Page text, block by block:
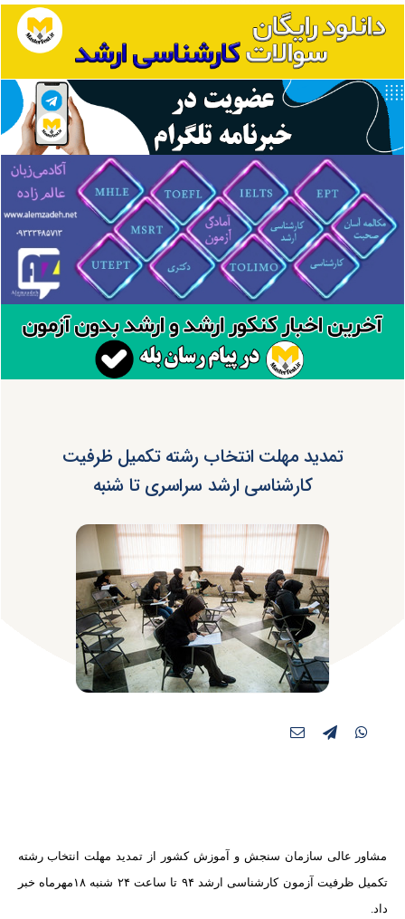
تمدید مهلت انتخاب رشته تکمیل ظرفیت
کارشناسی ارشد سراسری تا شنبه
مشاور عالی سازمان سنجش و آموزش کشور از تمدید مهلت انتخاب رشته
تکمیل ظرفیت آزمون کارشناسی ارشد ۹۴ تا ساعت ۲۴ شنبه ۱۸مهرماه خبر
داد.